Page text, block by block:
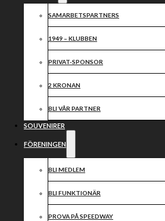
SAMARBETSPARTNERS
1949 – KLUBBEN
PRIVAT-SPONSOR
2 KRONAN
BLI VÅR PARTNER
SOUVENIRER
FÖRENINGEN
BLI MEDLEM
BLI FUNKTIONÄR
PROVA PÅ SPEEDWAY